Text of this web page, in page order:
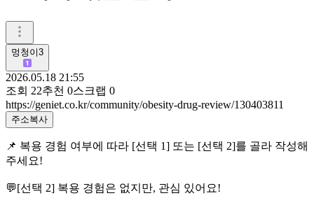
멍청이3
2026.05.18 21:55
조회 22추천 0스크랩 0
https://geniet.co.kr/community/obesity-drug-review/130403811
주소복사
📌 복용 경험 여부에 따라 [선택 1] 또는 [선택 2]를 골라 작성해
주세요!
💬[선택 2] 복용 경험은 없지만, 관심 있어요!